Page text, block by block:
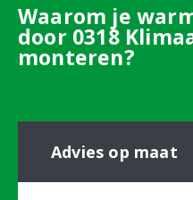
Waarom je
door 0318
monteren?
Advies op maat